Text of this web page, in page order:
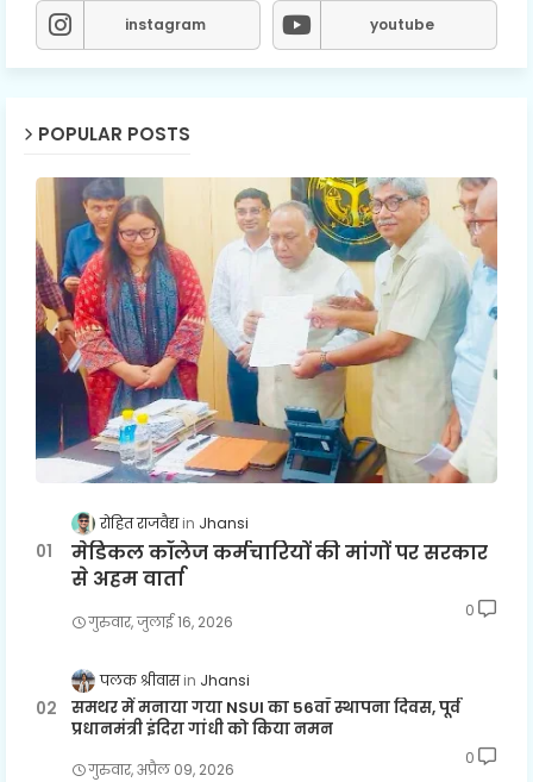
instagram youtube
POPULAR POSTS
रोहित राजवैद्य Jhansi
मेडिकल कॉलेज कर्मचारियों की मांगों पर सरकार
से अहम वार्ता
गुरुवार, जुलाई 16, 2026
0
पलक श्रीवास Jhansi
समथर में मनाया गया NSUI का 56वाँ स्थापना दिवस, पूर्व
प्रधानमंत्री इंदिरा गांधी को किया नमन
गुरुवार, अप्रैल 09, 2026
0